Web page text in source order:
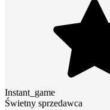
Instant_game
Świetny sprzedawca